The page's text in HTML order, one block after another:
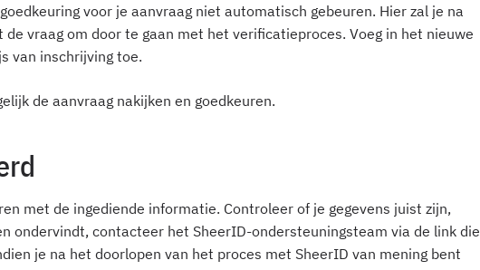
voor je aanvraag niet automatisch gebeuren. Hier zal je na
vraag om door te gaan met het verificatieproces. Voeg in het nieuwe
van inschrijving toe.
de aanvraag nakijken en goedkeuren.
met de ingediende informatie. Controleer of je gegevens juist zijn,
ondervindt, contacteer het SheerID-ondersteuningsteam via de link die
je na het doorlopen van het proces met SheerID van mening bent